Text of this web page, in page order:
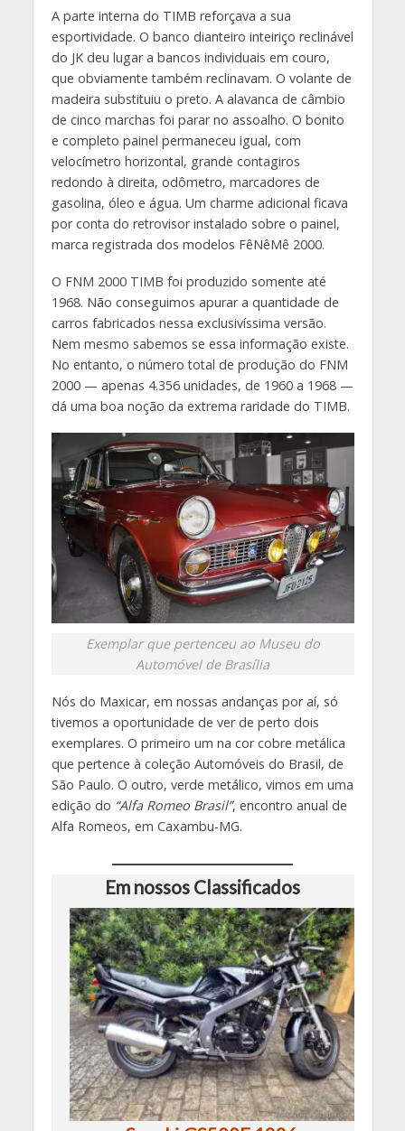
A parte interna do TIMB reforçava a sua
esportividade. O banco dianteiro inteiriço reclinável
do JK deu lugar a bancos individuais em couro,
que obviamente também reclinavam. O volante de
madeira substituiu o preto. A alavanca de câmbio
de cinco marchas foi parar no assoalho. O bonito
e completo painel permaneceu igual, com
velocímetro horizontal, grande contagiros
redondo à direita, odômetro, marcadores de
gasolina, óleo e água. Um charme adicional ficava
por conta do retrovisor instalado sobre o painel,
marca registrada dos modelos FêNêMê 2000.
O FNM 2000 TIMB foi produzido somente até
1968. Não conseguimos apurar a quantidade de
carros fabricados nessa exclusivíssima versão.
Nem mesmo sabemos se essa informação existe.
No entanto, o número total de produção do FNM
2000 — apenas 4.356 unidades, de 1960 a 1968 —
dá uma boa noção da extrema raridade do TIMB.
Exemplar que pertenceu ao Museu do
Automóvel de Brasília
Nós do Maxicar, em nossas andanças por aí, só
tivemos a oportunidade de ver de perto dois
exemplares. O primeiro um na cor cobre metálica
que pertence à coleção Automóveis do Brasil, de
São Paulo. O outro, verde metálico, vimos em uma
edição do “Alfa Romeo Brasil”, encontro anual de
Alfa Romeos, em Caxambu-MG.
Em nossos Classificados